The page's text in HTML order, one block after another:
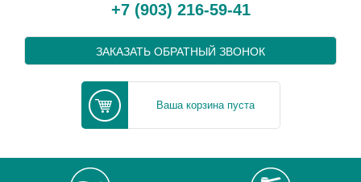
+7 (903) 216-59-41
ЗАКАЗАТЬ ОБРАТНЫЙ ЗВОНОК
Ваша корзина пуста